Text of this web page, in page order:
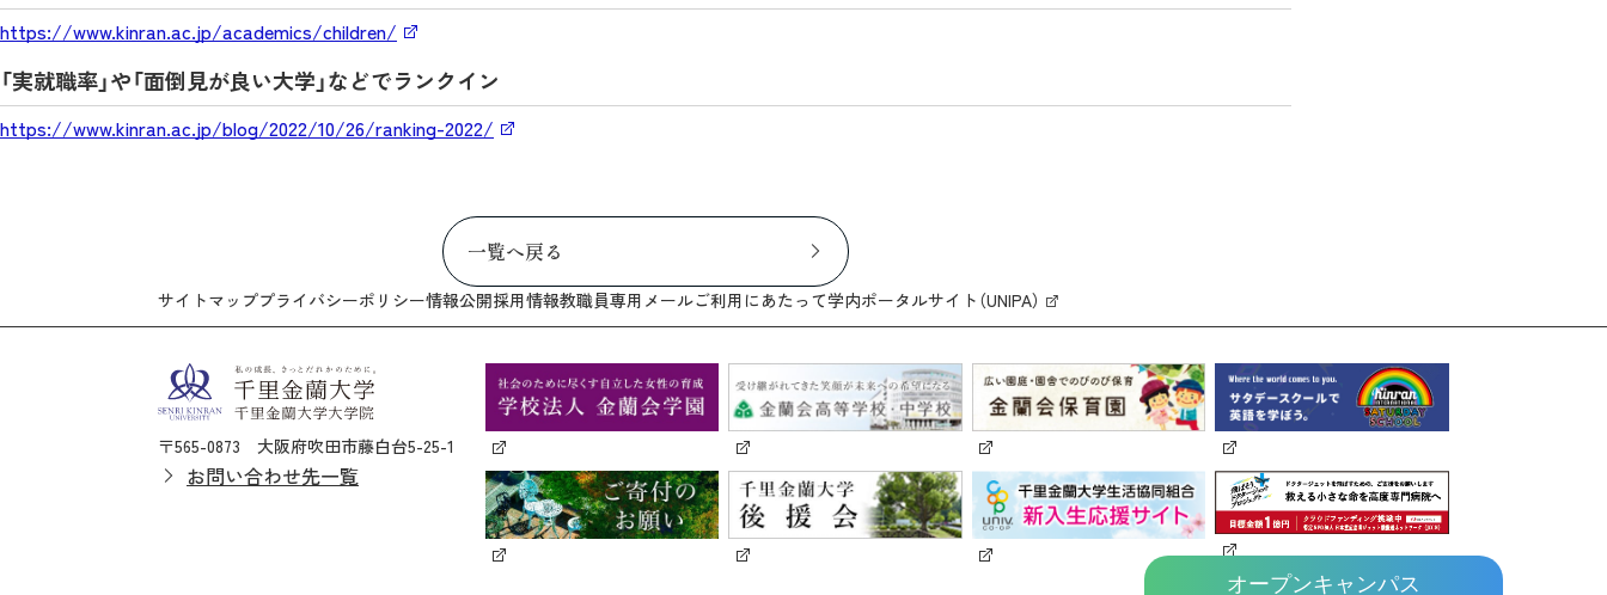
https://www.kinran.ac.jp/academics/children/
「実就職率」や「面倒見が良い大学」などでランクイン
https://www.kinran.ac.jp/blog/2022/10/26/ranking-2022/
一覧へ戻る
オープンキャンパス
サイトマッププライバシーポリシー情報公開採用情報教職員専用メールご利用にあたって学内ポータルサイト（UNIPA）
〒565-0873 大阪府吹田市藤白台5-25-1
お問い合わせ先一覧